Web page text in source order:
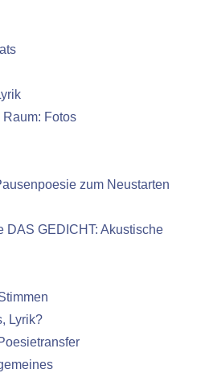
Fotos
zum Neustarten
DAS GEDICHT: Akustische
Lyrik?